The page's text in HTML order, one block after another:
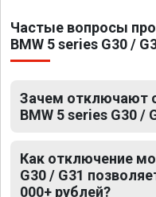
Частые вопросы
BMW 5 series G30 /
Зачем отключают
BMW 5 series G30 /
Как отключение
G30 / G31
000+ рублей?